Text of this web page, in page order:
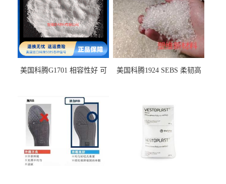
美国科腾G1701 相容性好 可
美国科腾1924 SEBS 柔韧高